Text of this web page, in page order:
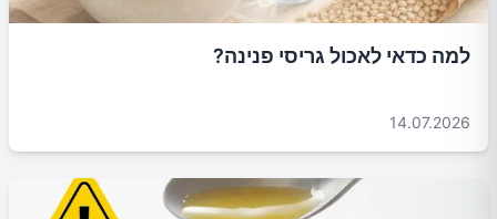
למה כדאי לאכול גריסי פנינה?
14.07.2026